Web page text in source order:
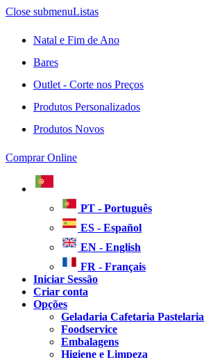
Close submenuListas
Natal e Fim de Ano
Bares
Outlet - Corte nos Preços
Produtos Personalizados
Produtos Novos
Comprar Online
PT - Português
ES - Español
EN - English
FR - Français
Iniciar Sessão
Criar conta
Opções
Geladaria Cafetaria Pastelaria
Foodservice
Embalagens
Higiene e Limpeza